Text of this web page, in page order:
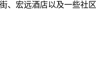
、宏远酒店以及一些